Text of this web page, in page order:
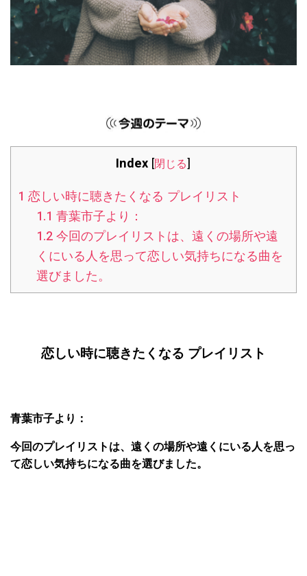
Index [閉じる]
1 恋しい時に聴きたくなる プレイリスト
1.1 青葉市子より：
1.2今回のプレイリストは、遠くの場所や遠
くにいる人を思って恋しい気持ちになる曲を
選びました。
恋しい時に聴きたくなる プレイリスト
青葉市子より：
今回のプレイリストは、遠くの場所や遠くにいる人を思っ
て恋しい気持ちになる曲を選びました。